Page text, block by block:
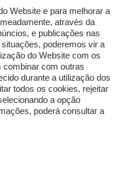
Perfumes árabes
Novidades
Melhores Perfumes
Femininos
TOP 10: Perfumes
Masculinos
Pestanas Postiças
Creme Rosto Homem